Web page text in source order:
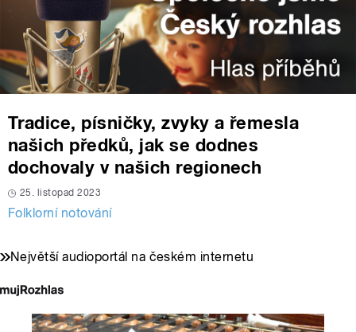
Tradice, písničky, zvyky a řemesla
našich předků, jak se dodnes
dochovaly v našich regionech
25. listopad 2023
Folklorní notování
Největší audioportál na českém internetu